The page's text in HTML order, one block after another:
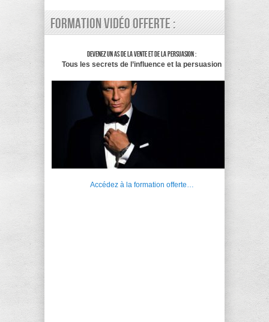
Formation vidéo offerte :
Devenez un as de la vente et de la persuasion :
Tous les secrets de l’influence et la persuasion
Accédez à la formation offerte…